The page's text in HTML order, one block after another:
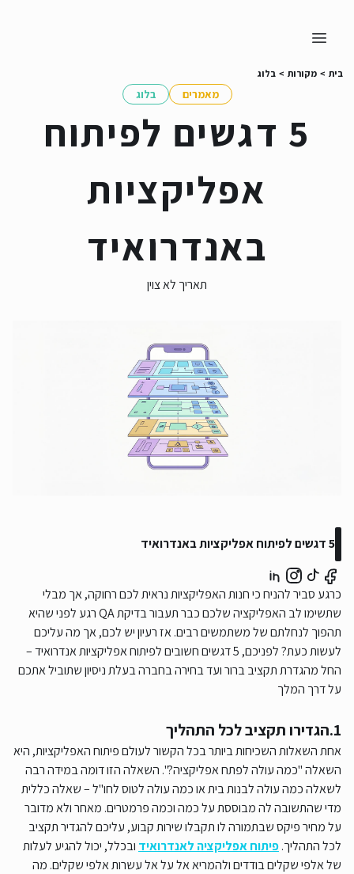
בלוג > מקורות > בית
בלוג מאמרים
5 דגשים לפיתוח
אפליקציות
באנדרואיד
תאריך לא צוין
5 דגשים לפיתוח אפליקציות באנדרואיד
כרגע סביר להניח כי חנות האפליקציות נראית לכם רחוקה, אך מבלי
שתשימו לב האפליקציה שלכם כבר תעבור בדיקת QA רגע לפני שהיא
תהפוך לנחלתם של משתמשים רבים. אז רעיון יש לכם, אך מה עליכם
לעשות כעת? לפניכם, 5 דגשים חשובים לפיתוח אפליקציות אנדרואיד –
החל מהגדרת תקציב ברור ועד בחירה בחברה בעלת ניסיון שתוביל אתכם
על דרך המלך
1.הגדירו תקציב לכל התהליך
אחת השאלות השכיחות ביותר בכל הקשור לעולם פיתוח האפליקציות, היא
השאלה "כמה עולה לפתח אפליקציה?". השאלה הזו דומה במידה רבה
לשאלה כמה עולה לבנות בית או כמה עולה לטוס לחו"ל – שאלה כללית
מדי שהתשובה לה מבוססת על כמה וכמה פרמטרים. מאחר ולא מדובר
על מחיר פיקס שבתמורה לו תקבלו שירות קבוע, עליכם להגדיר תקציב
לכל התהליך.פיתוח אפליקציה לאנדרואיד ובכלל, יכול להגיע לעלות
של אלפי שקלים בודדים ולהמריא אל על אל עשרות אלפי שקלים. מה